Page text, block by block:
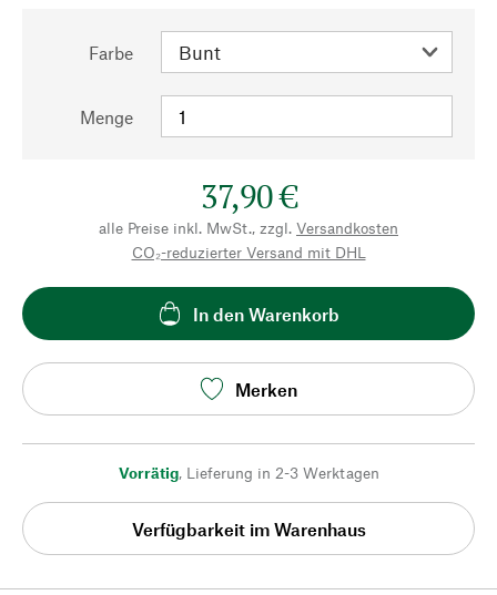
Farbe
Menge
37,90 €
alle Preise inkl. MwSt., zzgl. Versandkosten
CO₂-reduzierter Versand mit DHL
In den Warenkorb
Merken
Vorrätig, Lieferung in 2-3 Werktagen
Verfügbarkeit im Warenhaus